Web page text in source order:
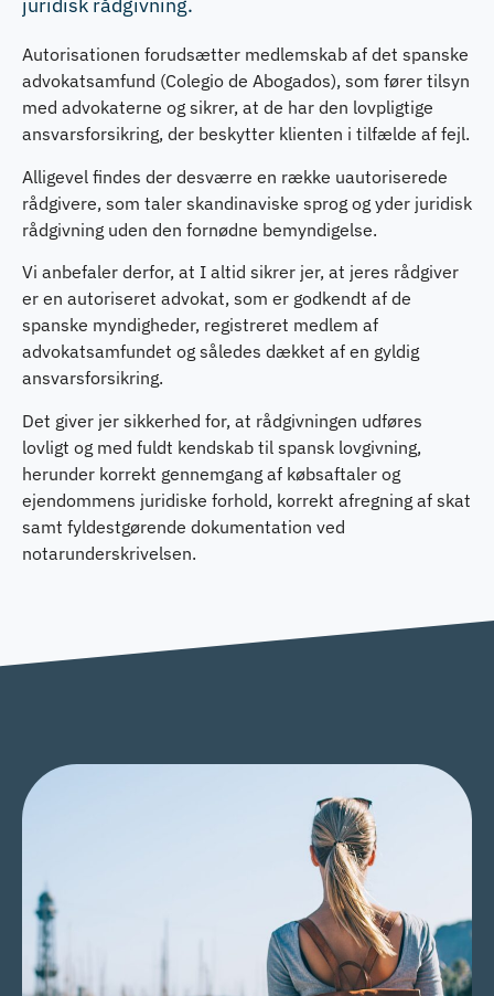
juridisk rådgivning.
Autorisationen forudsætter medlemskab af det spanske
advokatsamfund (Colegio de Abogados), som fører tilsyn
med advokaterne og sikrer, at de har den lovpligtige
ansvarsforsikring, der beskytter klienten i tilfælde af fejl.
Alligevel findes der desværre en række uautoriserede
rådgivere, som taler skandinaviske sprog og yder juridisk
rådgivning uden den fornødne bemyndigelse.
Vi anbefaler derfor, at I altid sikrer jer, at jeres rådgiver
er en autoriseret advokat, som er godkendt af de
spanske myndigheder, registreret medlem af
advokatsamfundet og således dækket af en gyldig
ansvarsforsikring.
Det giver jer sikkerhed for, at rådgivningen udføres
lovligt og med fuldt kendskab til spansk lovgivning,
herunder korrekt gennemgang af købsaftaler og
ejendommens juridiske forhold, korrekt afregning af skat
samt fyldestgørende dokumentation ved
notarunderskrivelsen.